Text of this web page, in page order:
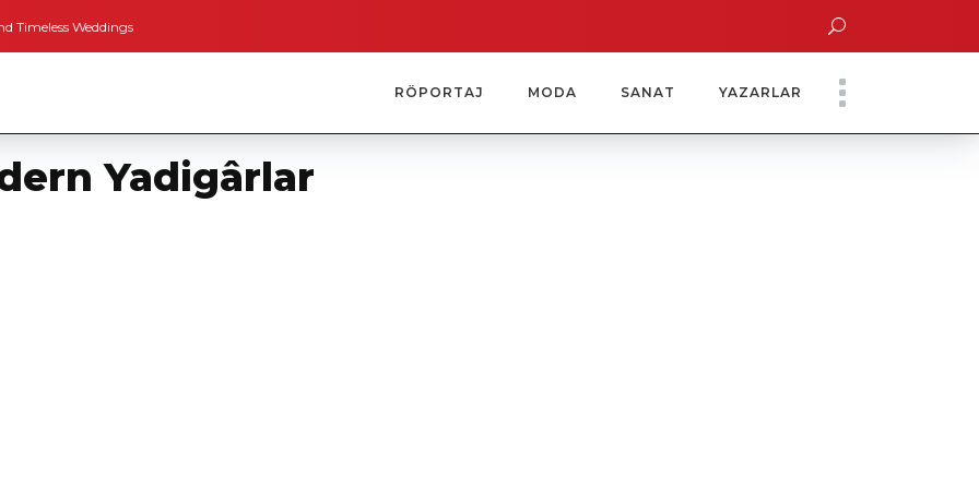
Bodrum’dan İngiltere’ye Kısa Bir Yolculuk
Yoko Ono Sergisi Özel Bir Davetle Açıldı
RÖPORTAJ MODA SANAT YAZARLAR
Yadigârlar